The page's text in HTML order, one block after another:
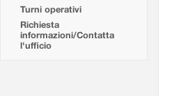
Turni operativi
Richiesta
informazioni/Contatta
l'ufficio